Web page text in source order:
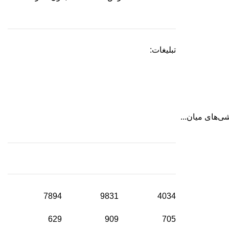
تبلیغات:
4034
705
9831
909
7894
629